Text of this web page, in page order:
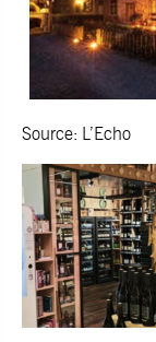
Source: L’Echo